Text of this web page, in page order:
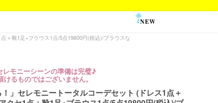
NEW
＋靴1足+ブラウス1点/5点19800円(税込)/ブラウスな
レモニーシーンの準備は完璧♪
るものではございません。
！」セレモニートータルコーデセット (ドレス1点＋